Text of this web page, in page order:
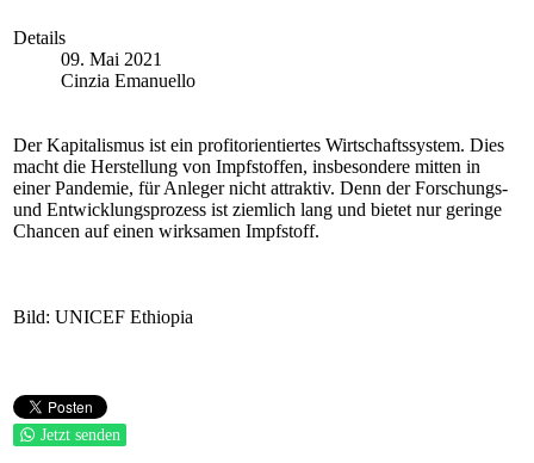
Details
09. Mai 2021
Cinzia Emanuello
Der Kapitalismus ist ein profitorientiertes Wirtschaftssystem. Dies
macht die Herstellung von Impfstoffen, insbesondere mitten in
einer Pandemie, für Anleger nicht attraktiv. Denn der Forschungs-
und Entwicklungsprozess ist ziemlich lang und bietet nur geringe
Chancen auf einen wirksamen Impfstoff.
Bild: UNICEF Ethiopia
Jetzt senden